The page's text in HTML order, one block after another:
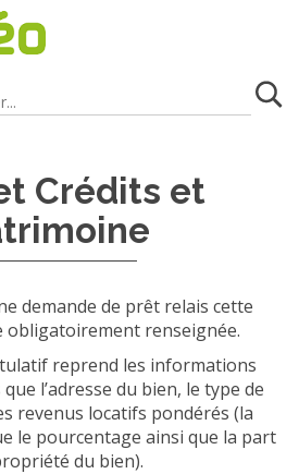
dossier client
Crédits et
demande de prêt relais cette
obligatoirement renseignée.
reprend les informations
l’adresse du bien, le type de
revenus locatifs pondérés (la
le pourcentage ainsi que la part
du bien).